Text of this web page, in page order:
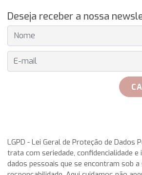
Deseja receber a nossa
E-MAIL
her teammates. Rosa Garca Malea
the hand of Don Javier Pomar, along
double antireflective coating.rolex
LGPD - Lei Geral de Proteção de Dados
trata com seriedade, confidencialidade
dados pessoais que se encontram sob a